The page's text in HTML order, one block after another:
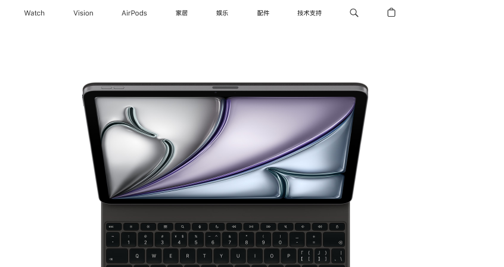
Watch Vision AirPods 家居 娱乐 配件 技术支持